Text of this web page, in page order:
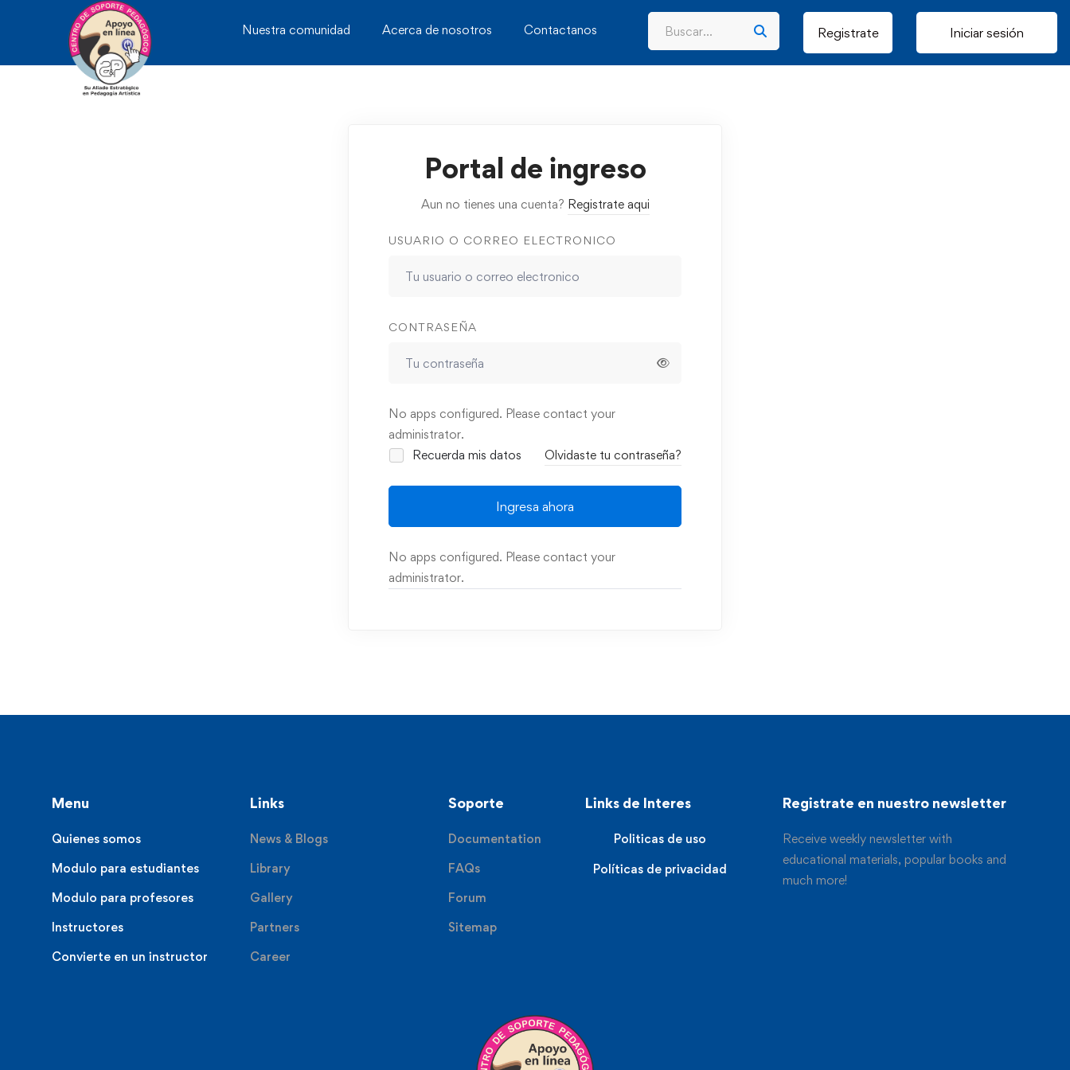
Nuestra comunidad Acerca de nosotros Contactanos Registrate Iniciar sesión
Portal de ingreso
Aun no tienes una cuenta? Registrate aqui
USUARIO O CORREO ELECTRONICO
CONTRASEÑA
No apps configured. Please contact your
administrator.
Recuerda mis datos
Olvidaste tu contraseña?
Ingresa ahora
No apps configured. Please contact your
administrator.
Menu
Quienes somos
Modulo para estudiantes
Modulo para profesores
Instructores
Convierte en un instructor
Links
News & Blogs
Library
Gallery
Partners
Career
Soporte
Documentation
FAQs
Forum
Sitemap
Links de Interes
Politicas de uso
Políticas de privacidad
Registrate en nuestro newsletter
Receive weekly newsletter with
educational materials, popular books and
much more!